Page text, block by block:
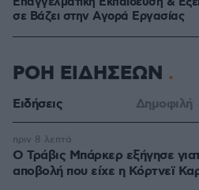
σε Bάζει στην Aγορά Eργασίας
ΡΟΗ ΕΙΔΗΣΕΩΝ
Ειδήσεις Δημοφιλή
O Τράβις Μπάρκερ εξήγησε
αποβολή που είχε η Κόρτνεϊ
πριν 8 λεπτά